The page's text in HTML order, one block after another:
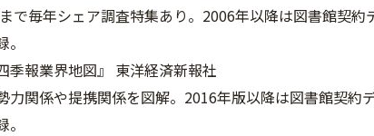
で毎年シェア調査特集あり。2006年以降は図書館契約
季報業界地図』 東洋経済新報社
力関係や提携関係を図解。2016年版以降は図書館契約